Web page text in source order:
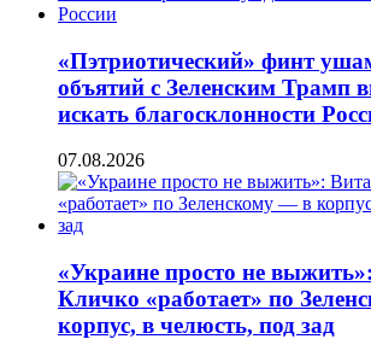
«Пэтриотический» финт
объятий с Зеленским Трамп
искать благосклонности
07.08.2026
«Украине просто не
Кличко «работает» по
корпус, в челюсть, под зад